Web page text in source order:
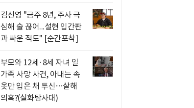
김신영 "금주 8년, 주사 극
심해 술 끊어...설현 입간판
과 싸운 적도" [순간포착]
부모와 12세·8세 자녀 일
가족 사망 사건, 아내는 속
옷만 입은 채 투신…살해
의혹?(실화탐사대)